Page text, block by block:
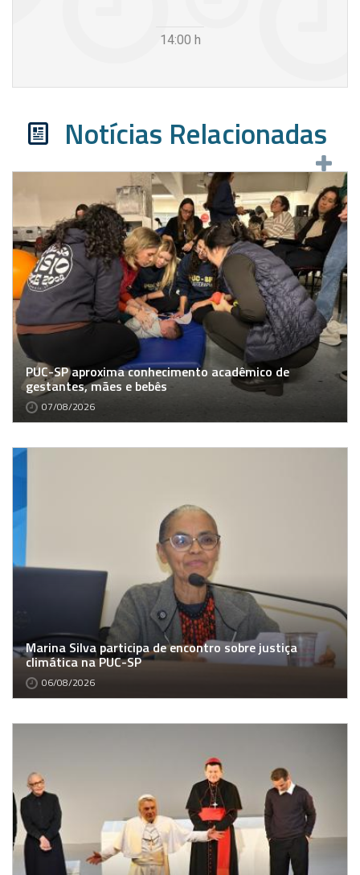
14:00 h
Notícias Relacionadas
PUC-SP aproxima conhecimento acadêmico de
gestantes, mães e bebês
07/08/2026
Marina Silva participa de encontro sobre justiça
climática na PUC-SP
06/08/2026